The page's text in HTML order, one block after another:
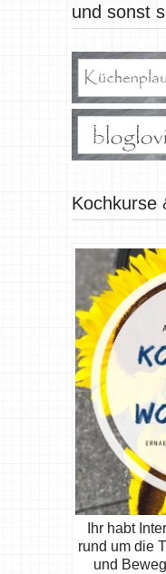
und sonst
Kochkurse
Ihr habt
rund um die
und